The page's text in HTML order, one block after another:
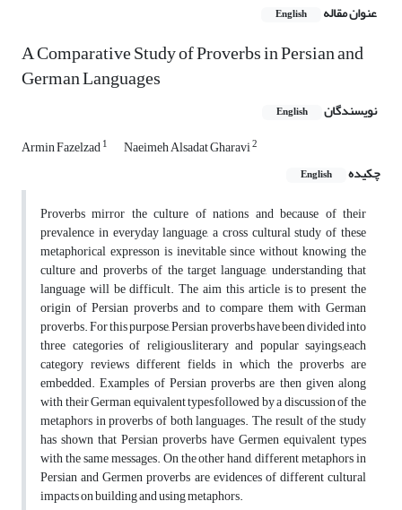
عنوان مقاله English
A Comparative Study of Proverbs in Persian and
German Languages
نویسندگان English
Armin Fazelzad1 Naeimeh Alsadat Gharavi2
چکیده English
Proverbs mirror the culture of nations and because of their
prevalence in everyday language, a cross cultural study of these
metaphorical expresson is inevitable since without knowing the
culture and proverbs of the target language, understanding that
language will be difficult. The aim this article is to present the
origin of Persian proverbs and to compare them with German
proverbs. For this purpose, Persian proverbs have been divided into
three categories of religious,literary and popular sayings;each
category reviews different fields in which the proverbs are
embedded. Examples of Persian proverbs are then given along
with their German equivalent types,followed by a discussion of the
metaphors in proverbs of both languages. The result of the study
has shown that Persian proverbs have Germen equivalent types
with the same messages. On the other hand, different metaphors in
Persian and Germen proverbs are evidences of different cultural
impacts on building and using metaphors.